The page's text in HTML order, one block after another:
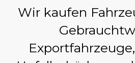
Wir kaufen